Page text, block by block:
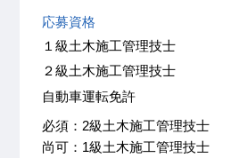
応募資格
１級土木施工管理技士
２級土木施工管理技士
自動車運転免許
必須：2級土木施工管理技士
尚可：1級土木施工管理技士